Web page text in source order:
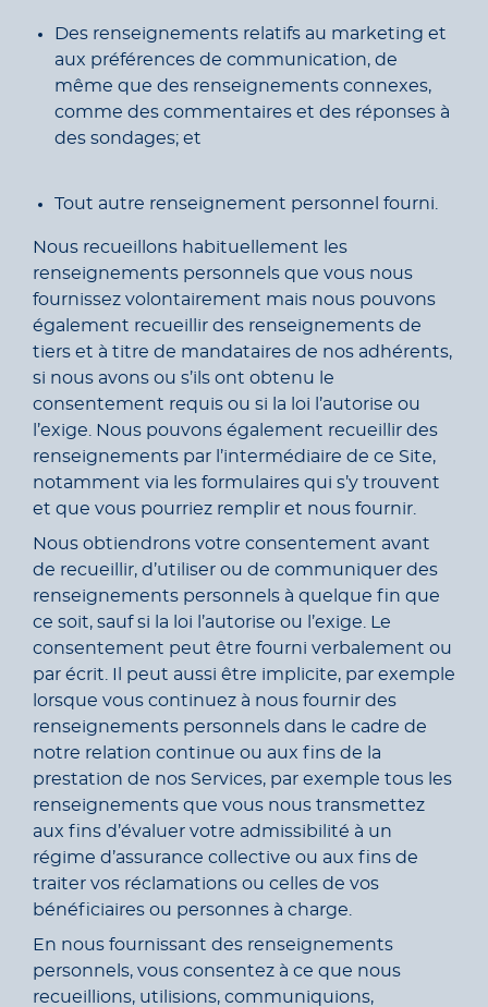
Des renseignements relatifs au marketing et
aux préférences de communication, de
même que des renseignements connexes,
comme des commentaires et des réponses à
des sondages; et
Tout autre renseignement personnel fourni.
Nous recueillons habituellement les
renseignements personnels que vous nous
fournissez volontairement mais nous pouvons
également recueillir des renseignements de
tiers et à titre de mandataires de nos adhérents,
si nous avons ou s’ils ont obtenu le
consentement requis ou si la loi l’autorise ou
l’exige. Nous pouvons également recueillir des
renseignements par l’intermédiaire de ce Site,
notamment via les formulaires qui s’y trouvent
et que vous pourriez remplir et nous fournir.
Nous obtiendrons votre consentement avant
de recueillir, d’utiliser ou de communiquer des
renseignements personnels à quelque fin que
ce soit, sauf si la loi l’autorise ou l’exige. Le
consentement peut être fourni verbalement ou
par écrit. Il peut aussi être implicite, par exemple
lorsque vous continuez à nous fournir des
renseignements personnels dans le cadre de
notre relation continue ou aux fins de la
prestation de nos Services, par exemple tous les
renseignements que vous nous transmettez
aux fins d’évaluer votre admissibilité à un
régime d’assurance collective ou aux fins de
traiter vos réclamations ou celles de vos
bénéficiaires ou personnes à charge.
En nous fournissant des renseignements
personnels, vous consentez à ce que nous
recueillions, utilisions, communiquions,